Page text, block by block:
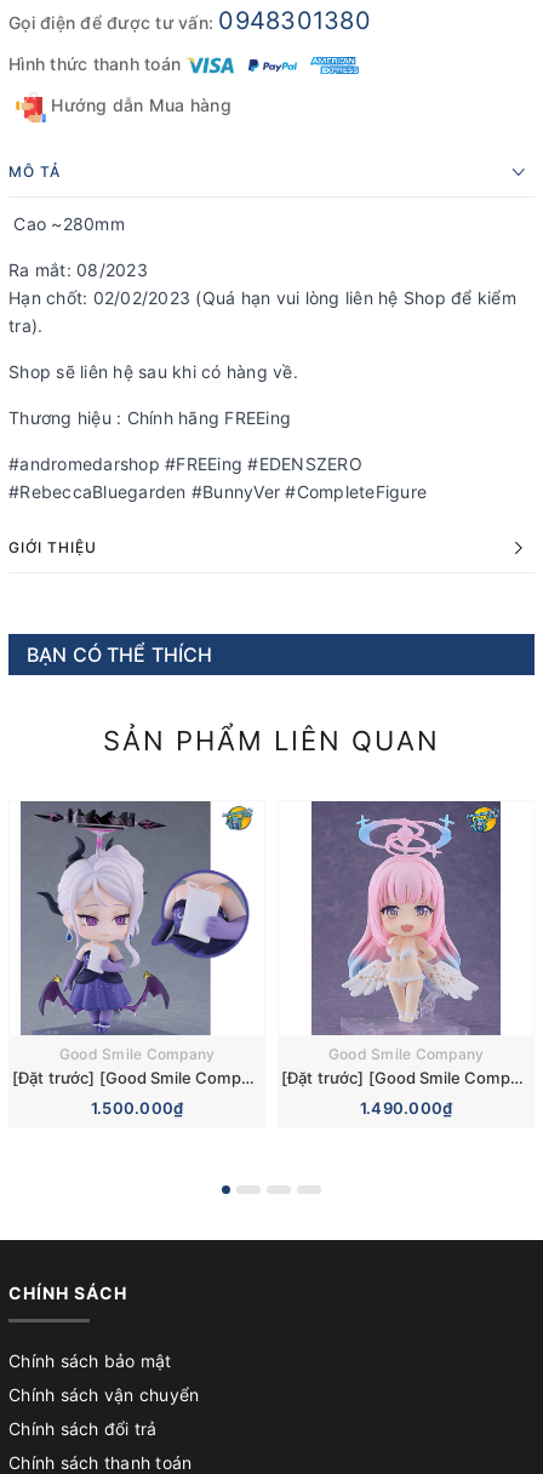
Gọi điện để được tư vấn: 0948301380
Hình thức thanh toán
Hướng dẫn Mua hàng
MÔ TẢ
Cao ~280mm
Ra mắt: 08/2023
Hạn chốt: 02/02/2023 (Quá hạn vui lòng liên hệ Shop để kiểm
tra).
Shop sẽ liên hệ sau khi có hàng về.
Thương hiệu : Chính hãng FREEing
#andromedarshop #FREEing #EDENSZERO
#RebeccaBluegarden #BunnyVer #CompleteFigure
GIỚI THIỆU
BẠN CÓ THỂ THÍCH
SẢN PHẨM LIÊN QUAN
Good Smile Company
[Đặt trước] [Good Smile Company] Mô hình nhân vật Blue Archive Nendoroid 3110 Hina Sorasaki Dress Basic Figure (+Bonus)
1.500.000₫
Good Smile Company
[Đặt trước] [Good Smile Company] Mô hình nhân vật Blue Archive Nendoroid 3084 Mika Misono Swimsuit Basic Figure (Bonus)
1.490.000₫
CHÍNH SÁCH
Chính sách bảo mật
Chính sách vận chuyển
Chính sách đổi trả
Chính sách thanh toán